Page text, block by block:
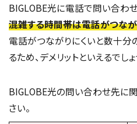
BIGLOBE光に電話で問い合わ
混雑する時間帯は電話がつなが
電話がつながりにくいと数十
るため、デメリットといえるでしょ
BIGLOBE光の問い合わせ先に
さい。